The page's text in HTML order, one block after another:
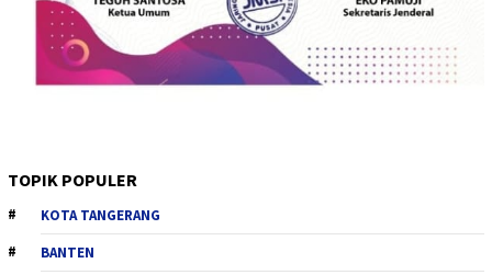
TOPIK POPULER
KOTA TANGERANG
BANTEN